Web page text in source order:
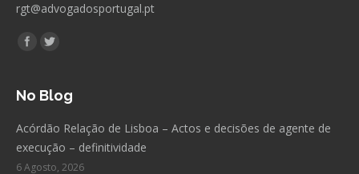
rgt@advogadosportugal.pt
Encontre-nos em:
Facebook
Twitter
No Blog
Acórdão Relação de Lisboa – Actos e decisões de agente de
execução – definitividade
6 Agosto, 2026